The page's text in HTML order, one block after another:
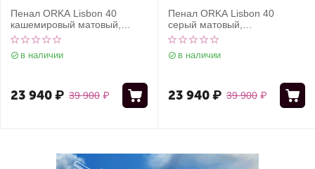
Пенал ORKA Lisbon 40
кашемировый матовый,
универсальный
в наличии
39 900 ₽
23 940₽
Пенал ORKA Lisbon 40
серый матовый,
универсальный
в наличии
39 900 ₽
23 940₽